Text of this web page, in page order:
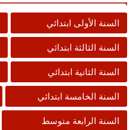
السنة الأولى ابتدائي
السنة الثالثة ابتدائي
السنة الثانية ابتدائي
السنة الخامسة ابتدائي
السنة الرابعة متوسط